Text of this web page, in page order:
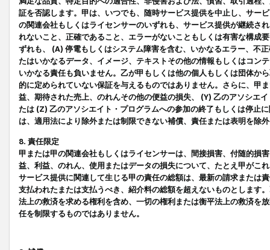
証を否認します。甲は、いつでも、随時サービス提供を中止し、サー
の関連会社もしくはライセンサーのいずれも、サービス提供が継続さ
れないこと、正確であること、エラーがないこともしくは有害な構成
ずれも、 (A) 停電もしくはシステム障害を含む、いかなるエラー、不
たはいかなるデータ、イメージ、テキストその他の情報もしくはコン
いかなる責任も負いません。乙が甲もしくは他の個人もしくは団体か
的に定められていない保証を与えるものではありません。さらに、甲
益、期待された売上、のれんその他の便益の損失、 (Y) 乙のアソシエ
たは (Z) 乙のアソシエイト・プログラムへの参加の終了もしくは停止
は、適用法により除外または制限できない補償、責任または表明を除
8. 責任限定
甲または甲の関連会社もしくはライセンサーは、間接損害、付随的損
益、利益、のれん、使用またはデータの損失について、たとえ甲がこ
サービス提供に関連して生じる甲の責任の総額は、最新の請求または
支払われたまたは支払うべき、紹介料の総額を超えないものとします
法上の救済を求める権利を含め、一切の権利または衡平法上の救済を
任を制限するものではありません。